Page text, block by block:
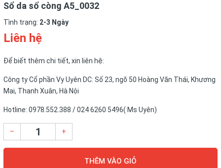
Sổ da sổ còng A5_0032
Tình trạng: 2-3 Ngày
Liên hệ
Để biết thêm chi tiết, xin liên hệ:
Công ty Cổ phần Vy Uyên DC: Số 23, ngõ 50 Hoàng Văn Thái, Khương
Mai, Thanh Xuân, Hà Nội
Hotline: 0978.552.388 / 024 6260 5496( Ms Uyên)
– +
THÊM VÀO GIỎ